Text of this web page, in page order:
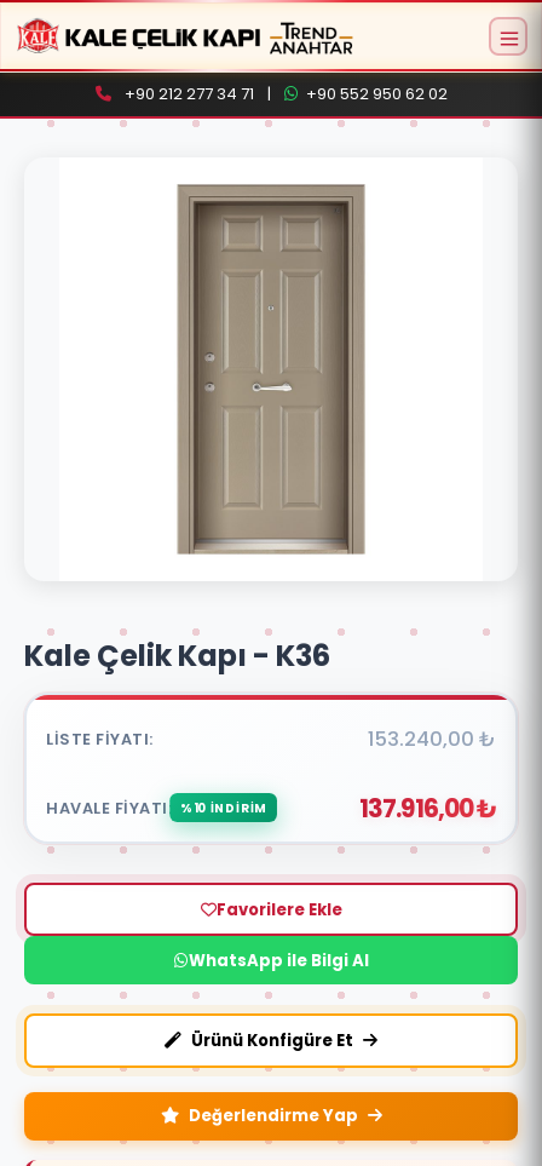
+90 212 277 34 71 | +90 552 950 62 02
Aramaya başlamak için ürün adı veya model
Kale Çelik Kapı - K36
LISTE FIYATI: 153.240,00 ₺
HAVALE FIYATI: %10 İNDİRİM 137.916,00 ₺
Favorilere Ekle
WhatsApp ile Bilgi Al
Ürünü Konfigüre Et
Değerlendirme Yap